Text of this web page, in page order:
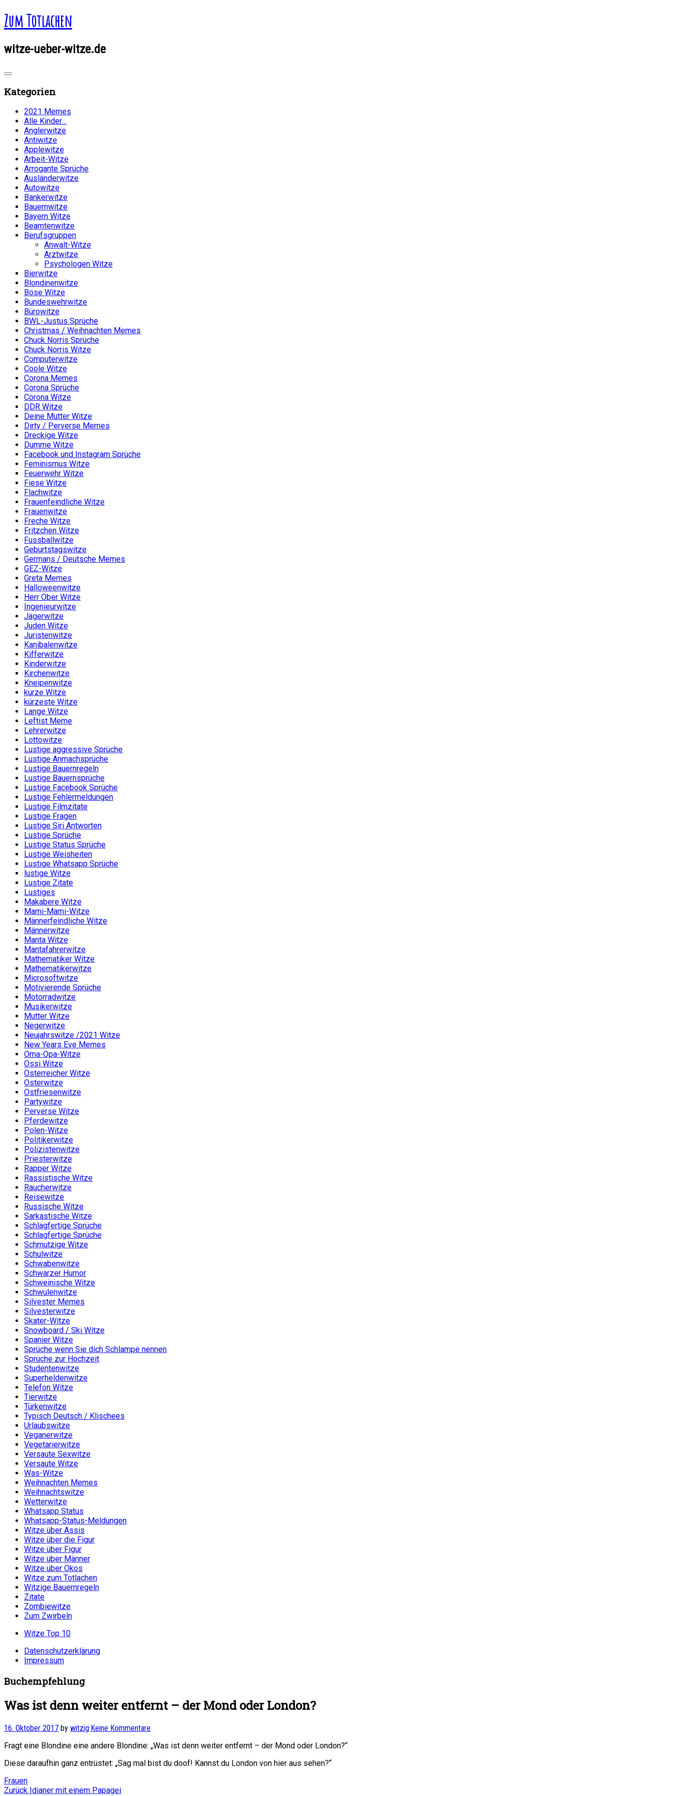
Zum Totlachen
witze-ueber-witze.de
Kategorien
2021 Memes
Alle Kinder…
Anglerwitze
Antiwitze
Applewitze
Arbeit-Witze
Arrogante Sprüche
Ausländerwitze
Autowitze
Bankerwitze
Bauernwitze
Bayern Witze
Beamtenwitze
Berufsgruppen
Anwalt-Witze
Arztwitze
Psychologen Witze
Bierwitze
Blondinenwitze
Böse Witze
Bundeswehrwitze
Bürowitze
BWL-Justus Sprüche
Christmas / Weihnachten Memes
Chuck Norris Sprüche
Chuck Norris Witze
Computerwitze
Coole Witze
Corona Memes
Corona Sprüche
Corona Witze
DDR Witze
Deine Mutter Witze
Dirty / Perverse Memes
Dreckige Witze
Dumme Witze
Facebook und Instagram Sprüche
Feminismus Witze
Feuerwehr Witze
Fiese Witze
Flachwitze
Frauenfeindliche Witze
Frauenwitze
Freche Witze
Fritzchen Witze
Fussballwitze
Geburtstagswitze
Germans / Deutsche Memes
GEZ-Witze
Greta Memes
Halloweenwitze
Herr Ober Witze
Ingenieurwitze
Jägerwitze
Juden Witze
Juristenwitze
Kanibalenwitze
Kifferwitze
Kinderwitze
Kirchenwitze
Kneipenwitze
kurze Witze
kürzeste Witze
Lange Witze
Leftist Meme
Lehrerwitze
Lottowitze
Lustige aggressive Sprüche
Lustige Anmachsprüche
Lustige Bauernregeln
Lustige Bauernsprüche
Lustige Facebook Sprüche
Lustige Fehlermeldungen
Lustige Filmzitate
Lustige Fragen
Lustige Siri Antworten
Lustige Sprüche
Lustige Status Sprüche
Lustige Weisheiten
Lustige Whatsapp Sprüche
lustige Witze
Lustige Zitate
Lustiges
Makabere Witze
Mami-Mami-Witze
Männerfeindliche Witze
Männerwitze
Manta Witze
Mantafahrerwitze
Mathematiker Witze
Mathematikerwitze
Microsoftwitze
Motivierende Sprüche
Motorradwitze
Musikerwitze
Mutter Witze
Negerwitze
Neujahrswitze /2021 Witze
New Years Eve Memes
Oma-Opa-Witze
Ossi Witze
Österreicher Witze
Osterwitze
Ostfriesenwitze
Partywitze
Perverse Witze
Pferdewitze
Polen-Witze
Politikerwitze
Polizistenwitze
Priesterwitze
Rapper Witze
Rassistische Witze
Raucherwitze
Reisewitze
Russische Witze
Sarkastische Witze
Schlagfertige Sprüche
Schlagfertige Sprüche
Schmutzige Witze
Schulwitze
Schwabenwitze
Schwarzer Humor
Schweinische Witze
Schwulenwitze
Silvester Memes
Silvesterwitze
Skater-Witze
Snowboard / Ski Witze
Spanier Witze
Sprüche wenn Sie dich Schlampe nennen
Sprüche zur Hochzeit
Studentenwitze
Superheldenwitze
Telefon Witze
Tierwitze
Türkenwitze
Typisch Deutsch / Klischees
Urlaubswitze
Veganerwitze
Vegetarierwitze
Versaute Sexwitze
Versaute Witze
Was-Witze
Weihnachten Memes
Weihnachtswitze
Wetterwitze
Whatsapp Status
Whatsapp-Status-Meldungen
Witze über Assis
Witze über die Figur
Witze über Figur
Witze über Männer
Witze über Ökos
Witze zum Totlachen
Witzige Bauernregeln
Zitate
Zombiewitze
Zum Zwirbeln
Witze Top 10
Datenschutzerklärung
Impressum
Buchempfehlung
Was ist denn weiter entfernt – der Mond oder London?
16. Oktober 2017 by witzig·Keine Kommentare
Fragt eine Blondine eine andere Blondine: „Was ist denn weiter entfernt – der Mond oder London?“
Diese daraufhin ganz entrüstet: „Sag mal bist du doof! Kannst du London von hier aus sehen?“
Frauen
Zurück Vorheriger
Idianer mit einem Papagei